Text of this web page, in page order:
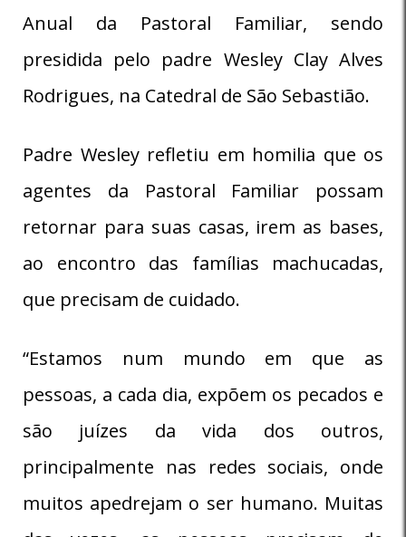
Anual da Pastoral Familiar, sendo
presidida pelo padre Wesley Clay Alves
Rodrigues, na Catedral de São Sebastião.
Padre Wesley refletiu em homilia que os
agentes da Pastoral Familiar possam
retornar para suas casas, irem as bases,
ao encontro das famílias machucadas,
que precisam de cuidado.
“Estamos num mundo em que as
pessoas, a cada dia, expõem os pecados e
são juízes da vida dos outros,
principalmente nas redes sociais, onde
muitos apedrejam o ser humano. Muitas